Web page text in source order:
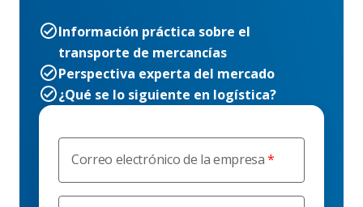
Correo electrónico de la empresa
Información práctica sobre el
transporte de mercancías
Perspectiva experta del mercado
¿Qué se lo siguiente en logística?